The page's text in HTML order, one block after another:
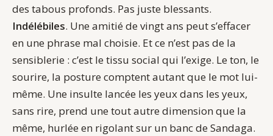
des tabous profonds. Pas juste blessants.
Indélébiles. Une amitié de vingt ans peut s’effacer
en une phrase mal choisie. Et ce n’est pas de la
sensiblerie : c’est le tissu social qui l’exige. Le ton, le
sourire, la posture comptent autant que le mot lui-
même. Une insulte lancée les yeux dans les yeux,
sans rire, prend une tout autre dimension que la
même, hurlée en rigolant sur un banc de Sandaga.